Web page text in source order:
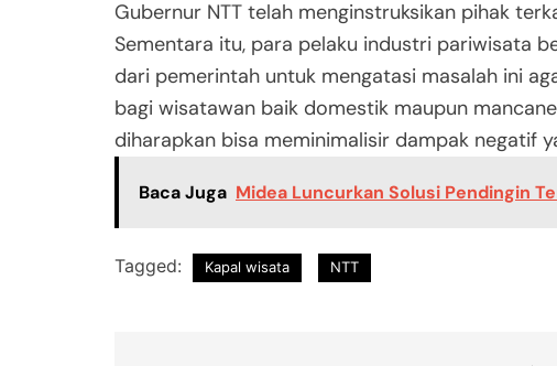
Gubernur NTT telah menginstruksikan pihak
Sementara itu, para pelaku industri pariwisata
dari pemerintah untuk mengatasi masalah ini
bagi wisatawan baik domestik maupun
diharapkan bisa meminimalisir dampak negatif
Baca Juga Midea Luncurkan Solusi Pendingin
Tagged: Kapal wisata NTT